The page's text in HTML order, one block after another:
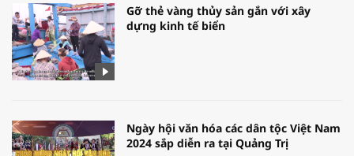
Gỡ thẻ vàng thủy sản gắn với xây
dựng kinh tế biển
Ngày hội văn hóa các dân tộc Việt Nam
2024 sắp diễn ra tại Quảng Trị